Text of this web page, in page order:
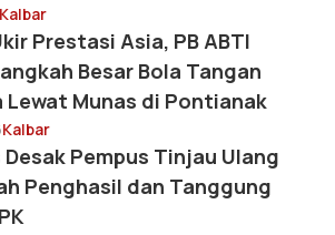
Kalbar
Prestasi Asia, PB ABTI
Besar Bola Tangan
Lewat Munas di Pontianak
Kalbar
Pempus Tinjau Ulang
Penghasil dan Tanggung